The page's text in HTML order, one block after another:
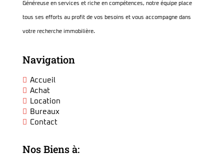
Généreuse en services et riche en compétences, notre équipe place
tous ses efforts au profit de vos besoins et vous accompagne dans
votre recherche immobilière.
Navigation
Accueil
Achat
Location
Bureaux
Contact
Nos Biens à: